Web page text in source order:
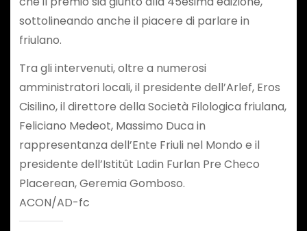
sottolineando anche il piacere di parlare in
friulano.
Tra gli intervenuti, oltre a numerosi
amministratori locali, il presidente dell’Arlef, Eros
Cisilino, il direttore della Società Filologica friulana,
Feliciano Medeot, Massimo Duca in
rappresentanza dell’Ente Friuli nel Mondo e il
presidente dell’Istitût Ladin Furlan Pre Checo
Placerean, Geremia Gomboso.
ACON/AD-fc